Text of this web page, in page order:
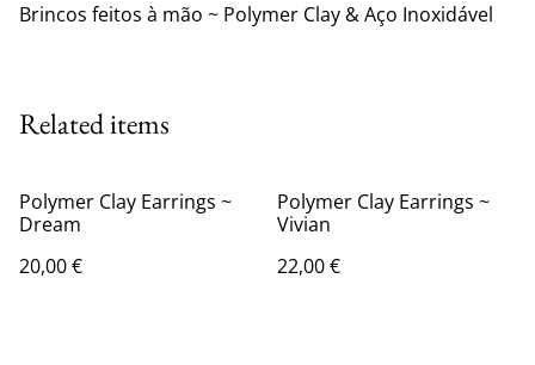
Brincos feitos à mão ~ Polymer Clay & Aço Inoxidável
Related items
Polymer Clay Earrings ~
Dream
20,00 €
Polymer Clay Earrings ~
Vivian
22,00 €